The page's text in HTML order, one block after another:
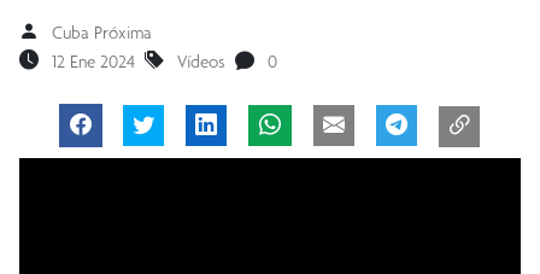
Cuba Próxima
12 Ene 2024
Vídeos 0